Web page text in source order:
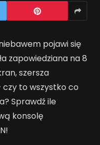
pojawi się
zapowiedziana na 8
szersza
to wszystko co
Sprawdź ile
konsolę